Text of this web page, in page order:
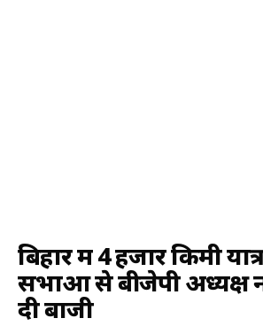
बिहार में 4 हजार किमी
सभाओं से बीजेपी अध्यक्ष
दी बाजी